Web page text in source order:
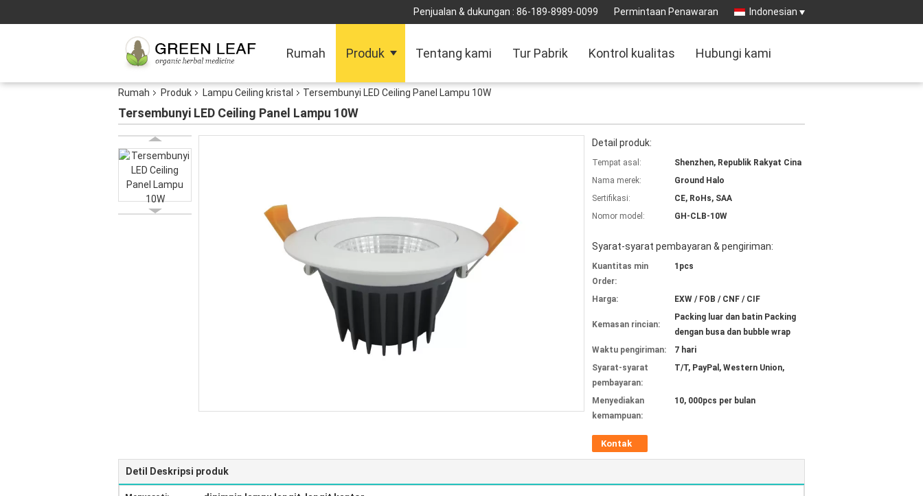
Penjualan & dukungan : 86-189-8989-0099 Permintaan Penawaran Indonesian
Rumah Produk Tentang kami Tur Pabrik Kontrol kualitas Hubungi kami
Rumah Produk Lampu Ceiling kristal Tersembunyi LED Ceiling Panel Lampu 10W
Tersembunyi LED Ceiling Panel Lampu 10W
Detail produk:
Tempat asal:
Shenzhen, Republik Rakyat Cina
Nama merek:
Ground Halo
Sertifikasi:
CE, RoHs, SAA
Nomor model:
GH-CLB-10W
Syarat-syarat pembayaran & pengiriman:
Kuantitas min
Order:
1pcs
Harga: EXW / FOB / CNF / CIF
Kemasan rincian:
Packing luar dan batin Packing
dengan busa dan bubble wrap
Waktu pengiriman:
7 hari
Syarat-syarat
pembayaran:
T/T, PayPal, Western Union,
Menyediakan
kemampuan:
10, 000pcs per bulan
Kontak
Detil Deskripsi produk